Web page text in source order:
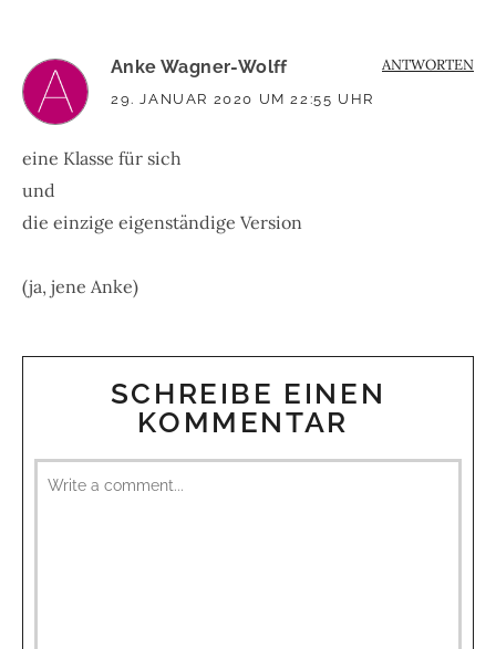
Anke Wagner-Wolff
29. JANUAR 2020 UM 22:55 UHR
eine Klasse für sich
und
die einzige eigenständige Version
(ja, jene Anke)
ANTWORTEN
SCHREIBE EINEN
KOMMENTAR